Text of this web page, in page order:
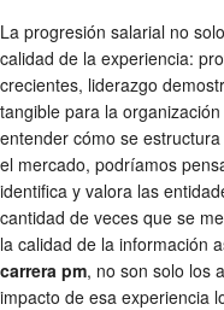
La progresión salarial no
calidad de la experiencia:
crecientes, liderazgo
tangible para la
entender cómo se
el mercado, podríamos
identifica y valora las
cantidad de veces que se
la calidad de la información
carrera pm, no son solo los
impacto de esa experiencia